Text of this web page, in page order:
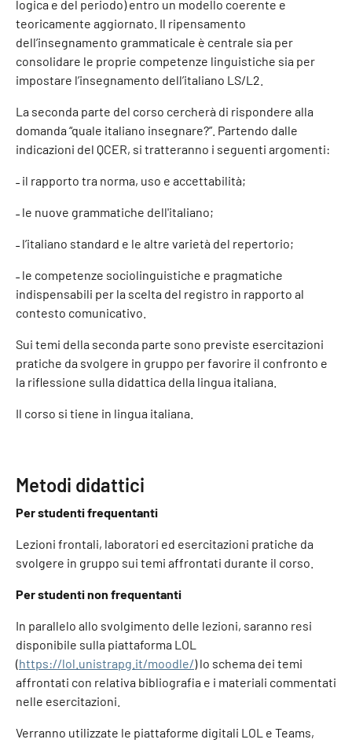
logica e del periodo) entro un modello coerente e
teoricamente aggiornato. Il ripensamento
dell’insegnamento grammaticale è centrale sia per
consolidare le proprie competenze linguistiche sia per
impostare l’insegnamento dell’italiano LS/L2.
La seconda parte del corso cercherà di rispondere alla
domanda “quale italiano insegnare?”. Partendo dalle
indicazioni del QCER, si tratteranno i seguenti argomenti:
˗ il rapporto tra norma, uso e accettabilità;
˗ le nuove grammatiche dell'italiano;
˗ l’italiano standard e le altre varietà del repertorio;
˗ le competenze sociolinguistiche e pragmatiche
indispensabili per la scelta del registro in rapporto al
contesto comunicativo.
Sui temi della seconda parte sono previste esercitazioni
pratiche da svolgere in gruppo per favorire il confronto e
la riflessione sulla didattica della lingua italiana.
Il corso si tiene in lingua italiana.
Metodi didattici
Per studenti frequentanti
Lezioni frontali, laboratori ed esercitazioni pratiche da
svolgere in gruppo sui temi affrontati durante il corso.
Per studenti non frequentanti
In parallelo allo svolgimento delle lezioni, saranno resi
disponibile sulla piattaforma LOL
(https://lol.unistrapg.it/moodle/) lo schema dei temi
affrontati con relativa bibliografia e i materiali commentati
nelle esercitazioni.
Verranno utilizzate le piattaforme digitali LOL e Teams,